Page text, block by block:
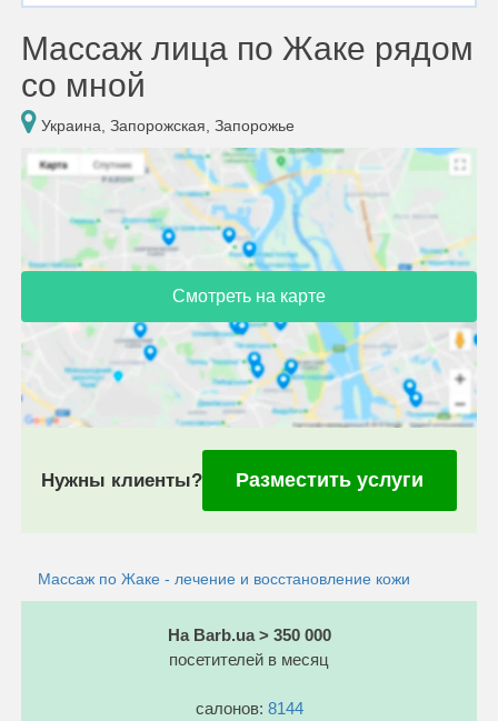
Массаж лица по Жаке рядом
со мной
Украина, Запорожская, Запорожье
Смотреть на карте
Нужны клиенты? Разместить услуги
Массаж по Жаке - лечение и восстановление кожи
На Barb.ua > 350 000
посетителей в месяц
салонов: 8144